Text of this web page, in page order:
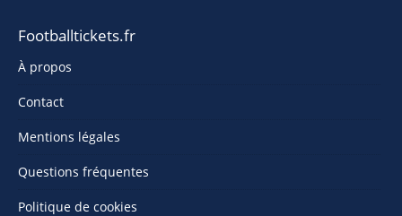
Footballtickets.fr
À propos
Contact
Mentions légales
Questions fréquentes
Politique de cookies